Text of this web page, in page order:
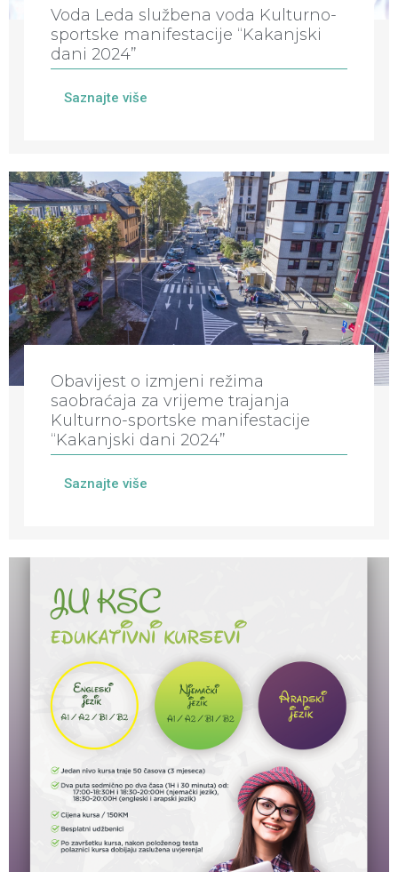
Voda Leda službena voda Kulturno-
sportske manifestacije “Kakanjski
dani 2024”
Saznajte više
Obavijest o izmjeni režima
saobraćaja za vrijeme trajanja
Kulturno-sportske manifestacije
“Kakanjski dani 2024”
Saznajte više